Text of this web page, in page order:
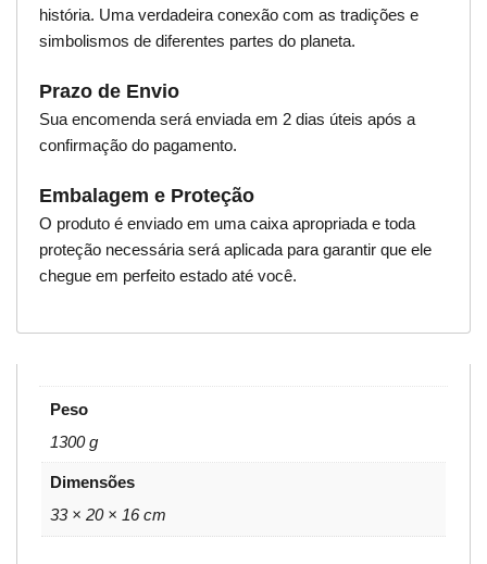
história. Uma verdadeira conexão com as tradições e
simbolismos de diferentes partes do planeta.
Prazo de Envio
Sua encomenda será enviada em 2 dias úteis após a
confirmação do pagamento.
Embalagem e Proteção
O produto é enviado em uma caixa apropriada e toda
proteção necessária será aplicada para garantir que ele
chegue em perfeito estado até você.
Peso
1300 g
Dimensões
33 × 20 × 16 cm